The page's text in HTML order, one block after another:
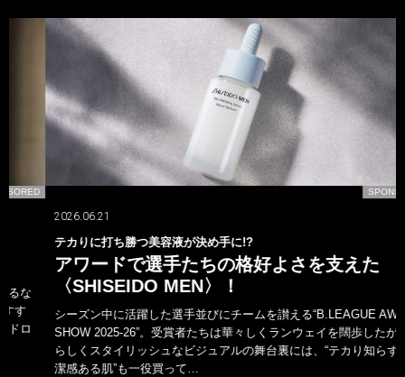
SPONSORED
2026.06.21
テカりに打ち勝つ美容液が決め手に!?
アワードで選手たちの格好よさを支えた
〈SHISEIDO MEN〉！
シーズン中に活躍した選手並びにチームを讃える“B.LEAGUE AWARD
SHOW 2025-26”。受賞者たちは華々しくランウェイを闊歩したが、男
らしくスタイリッシュなビジュアルの舞台裏には、“テカり知らずの清
潔感ある肌”も一役買って…